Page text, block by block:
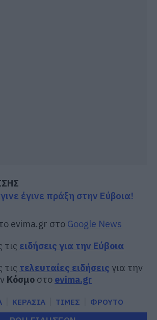
έγινε πράξη στην Εύβοια!
evima.gr στο Google News
τις ειδήσεις για την Εύβοια
τις τελευταίες ειδήσεις για την
Κόσμο στο evima.gr
ΚΕΡΑΣΙΑ ΤΙΜΕΣ ΦΡΟΥΤΟ